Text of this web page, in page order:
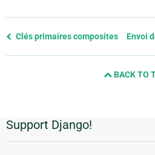
Previous
Clés primaires composites Envoi
BACK TO
Informations
supplémentaires
Support Django!